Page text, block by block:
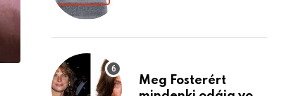
Meg Fosterért